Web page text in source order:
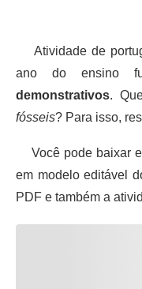
Atividade de
ano do ensino
demonstrativos.
fósseis? Para isso,
Você pode baixar
em modelo editável
PDF e também a